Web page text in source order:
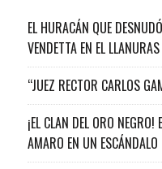
EL HURACÁN QUE
VENDETTA EN EL
“JUEZ RECTOR CARLOS
¡EL CLAN DEL ORO
AMARO EN UN